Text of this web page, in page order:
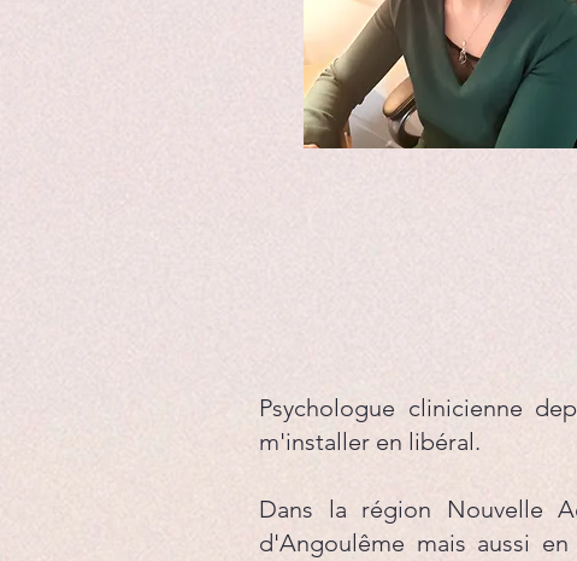
Psychologue clinicienne
m'installer en libéral.
Dans la région Nouvelle
d'Angoulême mais aussi